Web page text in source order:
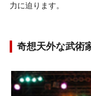
力に迫ります。
奇想天外な武術